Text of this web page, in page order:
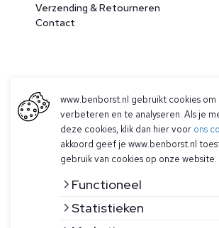
Verzending & Retourneren
Contact
© 2026 Ben Borst
|Algemene voorwaarden |
www.benborst.nl gebruikt cookies
verbeteren en te analyseren. Als je
deze cookies, klik dan hier voor ons
akkoord geef je www.benborst.nl
gebruik van cookies op onze website.
Functioneel
Statistieken